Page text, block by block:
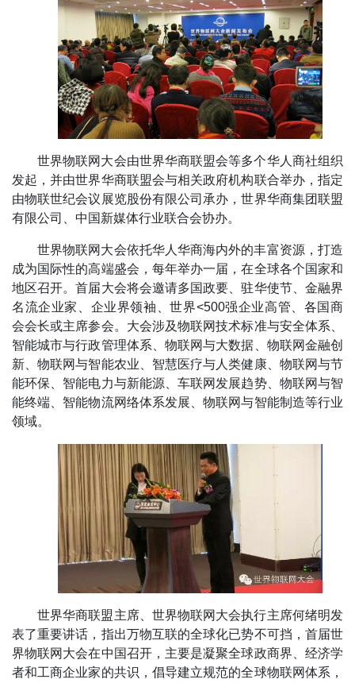
世界物联网大会由世界华商联盟会等多个华人商社组织
发起，并由世界华商联盟会与相关政府机构联合举办，指定
由物联世纪会议展览股份有限公司承办，世界华商集团联盟
有限公司、中国新媒体行业联合会协办。
世界物联网大会依托华人华商海内外的丰富资源，打造
成为国际性的高端盛会，每年举办一届，在全球各个国家和
地区召开。首届大会将会邀请多国政要、驻华使节、金融界
名流企业家、企业界领袖、世界<500强企业高管、各国商
会会长或主席参会。大会涉及物联网技术标准与安全体系、
智能城市与行政管理体系、物联网与大数据、物联网金融创
新、物联网与智能农业、智慧医疗与人类健康、物联网与节
能环保、智能电力与新能源、车联网发展趋势、物联网与智
能终端、智能物流网络体系发展、物联网与智能制造等行业
领域。
世界华商联盟主席、世界物联网大会执行主席何绪明发
表了重要讲话，指出万物互联的全球化已势不可挡，首届世
界物联网大会在中国召开，主要是凝聚全球政商界、经济学
者和工商企业家的共识，倡导建立规范的全球物联网体系，